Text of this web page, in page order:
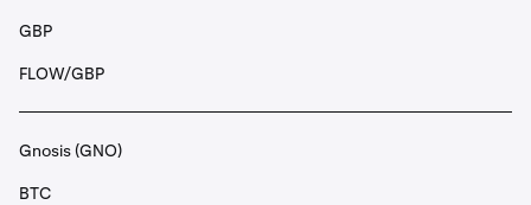
GBP
FLOW/GBP
Gnosis (GNO)
BTC